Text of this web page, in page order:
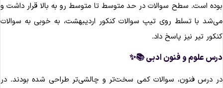
است. سطح سوالات در حد متوسط تا متوسط رو به بالا قرار داشت و
با تسلط روی تیپ سوالات کنکور اردیبهشت، به خوبی به سوالات
تیر نیز پاسخ داد.
علوم و فنون ادبی 📚✨
درس فنون، سوالات کمی سخت‌تر و چالشی‌تر طراحی شده بودند. در